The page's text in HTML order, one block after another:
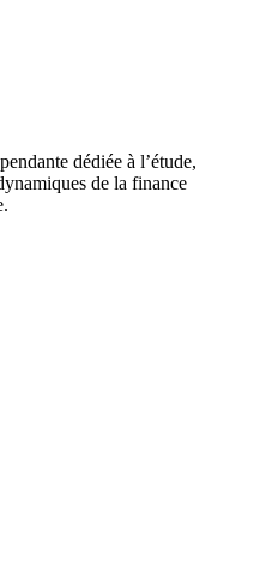
dédiée à l’étude,
de la finance